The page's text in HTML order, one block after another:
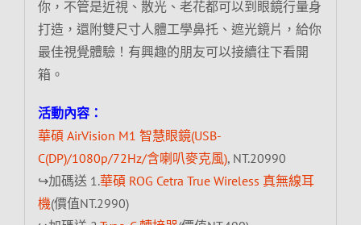
你，不管是近視、散光、老花都可以到眼鏡行量身
打造，還附雙尺寸人體工學鼻托、遮光鏡片，給你
最佳視覺體驗！有興趣的朋友可以接續往下看開
箱。
活動內容：
華碩 AirVision M1 智慧眼鏡(USB-
C(DP)/1080p/72Hz/含喇叭麥克風), NT.20990
↪加碼送 1.華碩 ROG Cetra True Wireless 真無線耳
機(價值NT.2990)